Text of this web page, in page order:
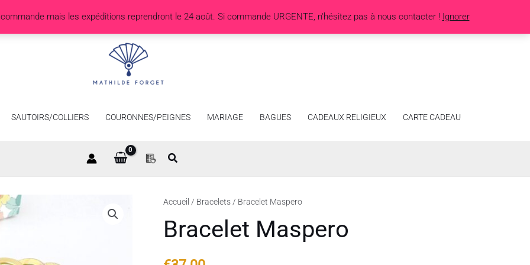
mais les expéditions reprendront le 24 août. Si commande URGENTE, n'hésitez pas à nous contacter ! Ignorer
SAUTOIRS/COLLIERS COURONNES/PEIGNES MARIAGE BAGUES CADEAUX RELIGIEUX CARTE CADEAU
Accueil / Bracelets / Bracelet Maspero
Bracelet Maspero
quantité
Bracelet